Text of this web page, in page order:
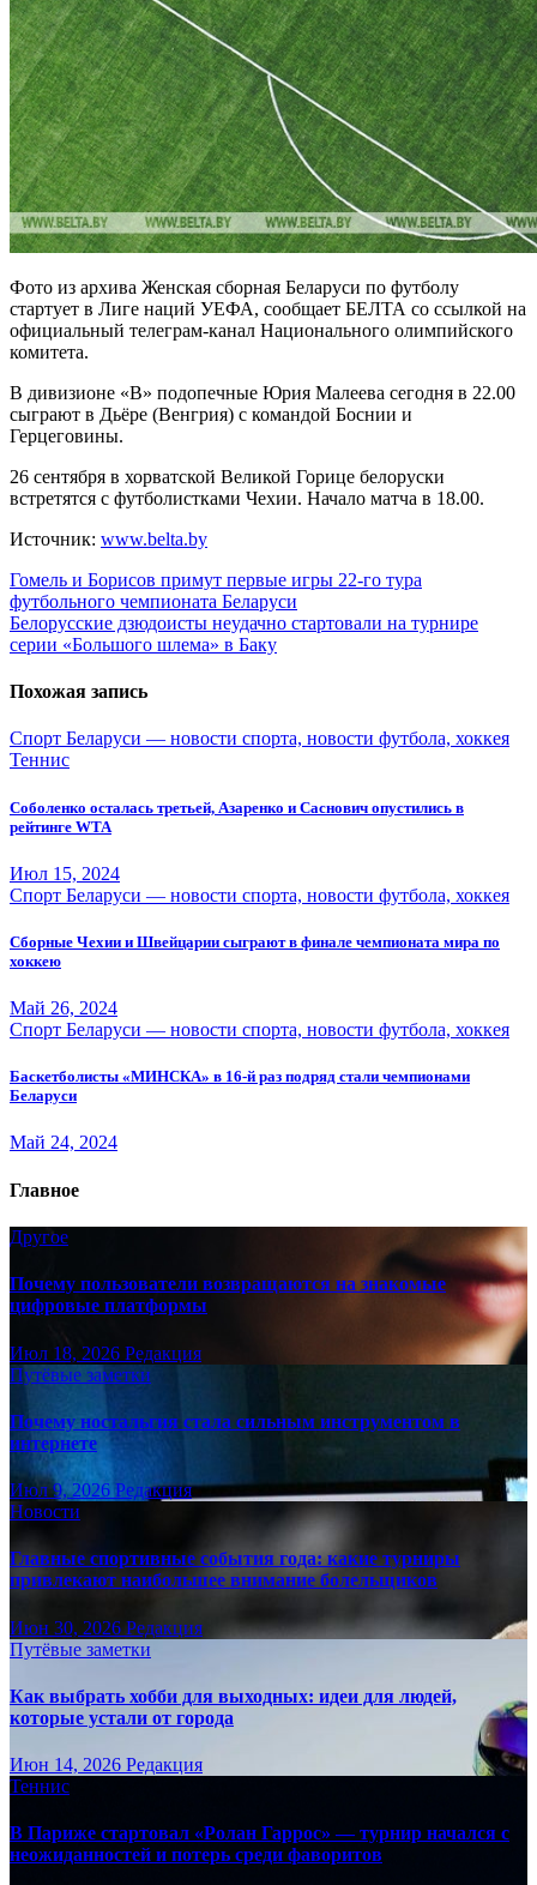
Фото из архива Женская сборная Беларуси по футболу
стартует в Лиге наций УЕФА, сообщает БЕЛТА со ссылкой на
официальный телеграм-канал Национального олимпийского
комитета.
В дивизионе «В» подопечные Юрия Малеева сегодня в 22.00
сыграют в Дьёре (Венгрия) с командой Боснии и
Герцеговины.
26 сентября в хорватской Великой Горице белоруски
встретятся с футболистками Чехии. Начало матча в 18.00.
Источник: www.belta.by
Навигация
по
записям
Гомель и Борисов примут первые игры 22-го тура
футбольного чемпионата Беларуси
Белорусские дзюдоисты неудачно стартовали на турнире
серии «Большого шлема» в Баку
Похожая запись
Спорт Беларуси — новости спорта, новости футбола, хоккея
Теннис
Соболенко осталась третьей, Азаренко и Саснович опустились в
рейтинге WTA
Июл 15, 2024
Спорт Беларуси — новости спорта, новости футбола, хоккея
Сборные Чехии и Швейцарии сыграют в финале чемпионата мира по
хоккею
Май 26, 2024
Спорт Беларуси — новости спорта, новости футбола, хоккея
Баскетболисты «МИНСКА» в 16-й раз подряд стали чемпионами
Беларуси
Май 24, 2024
Главное
Другое
Почему пользователи возвращаются на знакомые
цифровые платформы
Июл 18, 2026 Редакция
Путёвые заметки
Почему ностальгия стала сильным инструментом в
интернете
Июл 9, 2026 Редакция
Новости
Главные спортивные события года: какие турниры
привлекают наибольшее внимание болельщиков
Июн 30, 2026 Редакция
Путёвые заметки
Как выбрать хобби для выходных: идеи для людей,
которые устали от города
Июн 14, 2026 Редакция
Теннис
В Париже стартовал «Ролан Гаррос» — турнир начался с
неожиданностей и потерь среди фаворитов